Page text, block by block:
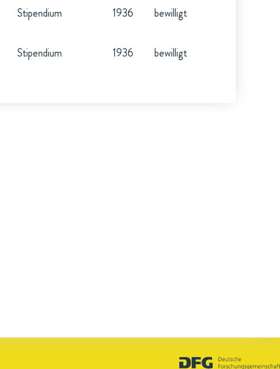
Stipendium 1936 bewilligt
Stipendium 1936 bewilligt